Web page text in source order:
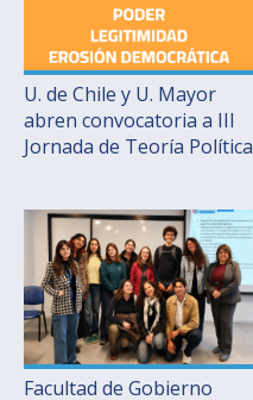
U. de Chile y U. Mayor
abren convocatoria a III
Jornada de Teoría Política
Facultad de Gobierno